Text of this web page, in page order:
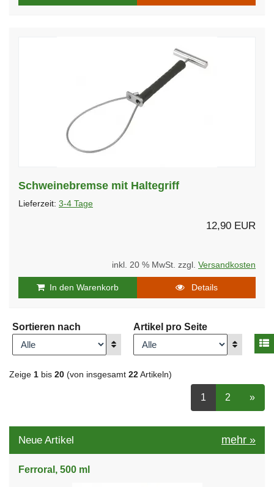
Schweinebremse mit Haltegriff
Lieferzeit: 3-4 Tage
12,90 EUR
inkl. 20 % MwSt. zzgl. Versandkosten
In den Warenkorb Details
Sortieren nach
Anzeigen
Artikel pro Seite
Anzeigen
Zeige 1 bis 20 (von insgesamt 22 Artikeln)
ausgewählt
1 Seite
2 »
Neue Artikel mehr »
Ferroral, 500 ml